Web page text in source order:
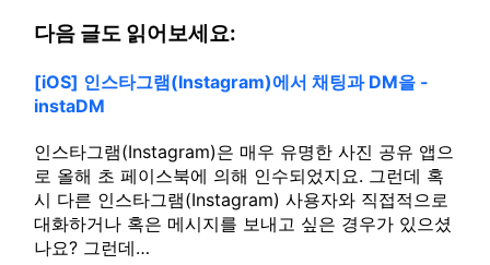
다음 글도 읽어보세요:
[iOS] 인스타그램(Instagram)에서 채팅과 DM을 -
instaDM
인스타그램(Instagram)은 매우 유명한 사진 공유 앱으
로 올해 초 페이스북에 의해 인수되었지요. 그런데 혹
시 다른 인스타그램(Instagram) 사용자와 직접적으로
대화하거나 혹은 메시지를 보내고 싶은 경우가 있으셨
나요? 그런데…